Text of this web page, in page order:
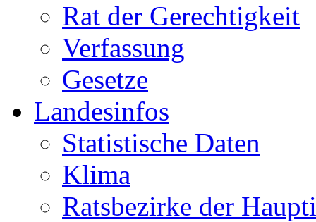
Rat der Gerechtigkeit
Verfassung
Gesetze
Landesinfos
Statistische Daten
Klima
Ratsbezirke der